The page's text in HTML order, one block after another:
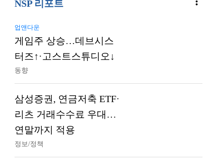
NSP 리포트
업앤다운
게임주 상승…데브시스
터즈↑·고스트스튜디오↓
동향
삼성증권, 연금저축 ETF·
리츠 거래수수료 우대…
연말까지 적용
정보/정책